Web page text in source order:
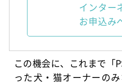
インター
お申込み
この機会に、これまで「
った犬・猫オーナーの